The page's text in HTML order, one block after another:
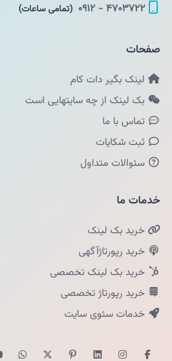
۴۷۰۳۷۲۲ - ۰۹۱۲
(تمامی ساعات)
صفحات
لینک بگیر دات کام
بک لینک از چه سایتهایی است
تماس با ما
ثبت شکایات
سئوالات متداول
خدمات ما
خرید بک لینک
خرید رپورتاژآگهی
خرید بک لینک تخصصی
خرید رپورتاژ تخصصی
خدمات سئوی سایت